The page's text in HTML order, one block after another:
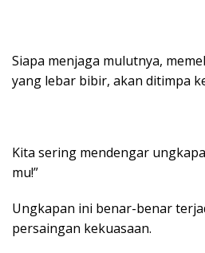
Siapa menjaga mulutnya,
yang lebar bibir, akan ditimpa
Kita sering mendengar
mu!”
Ungkapan ini benar-benar
persaingan kekuasaan.